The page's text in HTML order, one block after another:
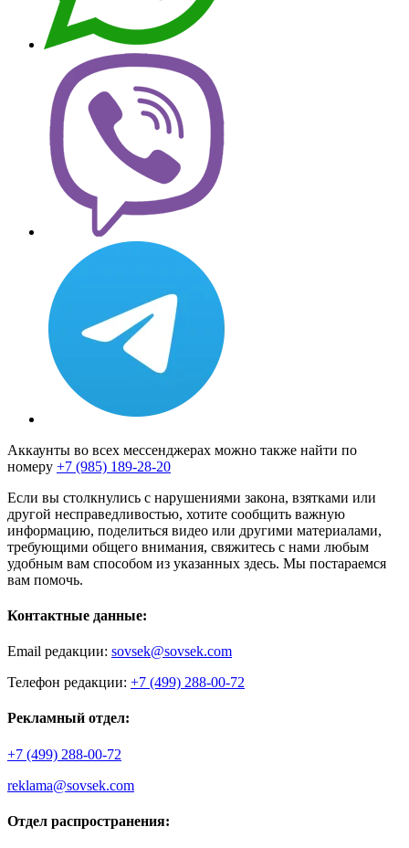
Аккаунты во всех мессенджерах можно также найти по
номеру +7 (985) 189-28-20
Если вы столкнулись с нарушениями закона, взятками или
другой несправедливостью, хотите сообщить важную
информацию, поделиться видео или другими материалами,
требующими общего внимания, свяжитесь с нами любым
удобным вам способом из указанных здесь. Мы постараемся
вам помочь.
Контактные данные:
Email редакции: sovsek@sovsek.com
Телефон редакции: +7 (499) 288-00-72
Рекламный отдел:
+7 (499) 288-00-72
reklama@sovsek.com
Отдел распространения: